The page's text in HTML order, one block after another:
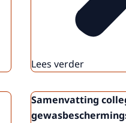
Lees verder
Samenvatting